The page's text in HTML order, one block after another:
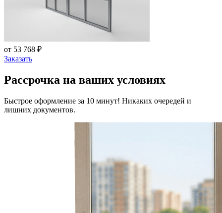
от 53 768 ₽
Заказать
Рассрочка на ваших условиях
Быстрое оформление за 10 минут! Никаких очередей и
лишних документов.